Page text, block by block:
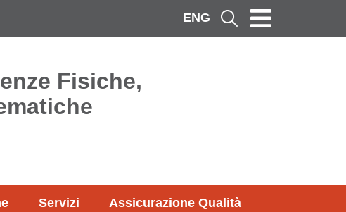
ENG Cerca
Fisiche,
Servizi Assicurazione Qualità